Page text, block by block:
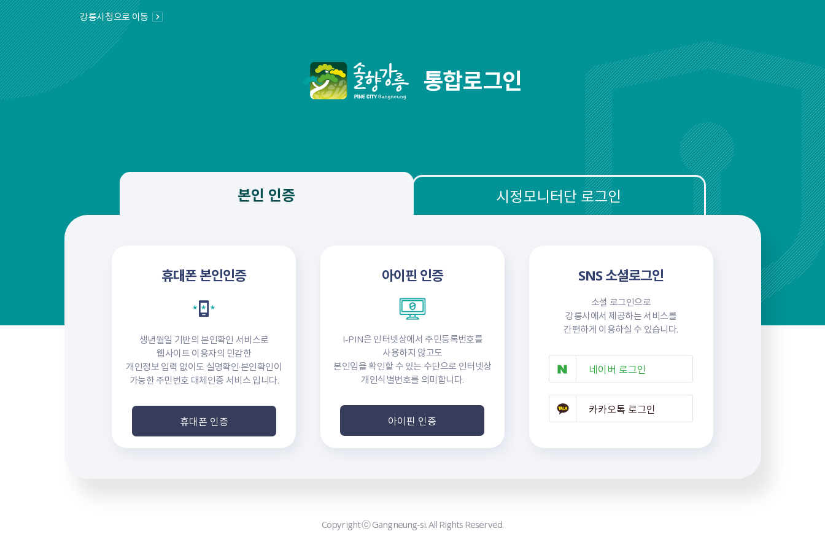
강릉시청으로 이동
통합로그인
본인 인증 시정모니터단 로그인
휴대폰 본인인증
생년월일 기반의 본인확인 서비스로
웹사이트 이용자의 민감한
개인정보 입력 없이도 실명확인·본인확인이
가능한 주민번호 대체인증 서비스 입니다.
휴대폰 인증
아이핀 인증
I-PIN은 인터넷상에서 주민등록번호를
사용하지 않고도
본인임을 확인할 수 있는 수단으로 인터넷상
개인식별번호를 의미합니다.
아이핀 인증
SNS 소셜로그인
소셜 로그인으로
강릉시에서 제공하는 서비스를
간편하게 이용하실 수 있습니다.
네이버 로그인
카카오톡 로그인
Copyright ⓒ Gangneung-si. All Rights Reserved.